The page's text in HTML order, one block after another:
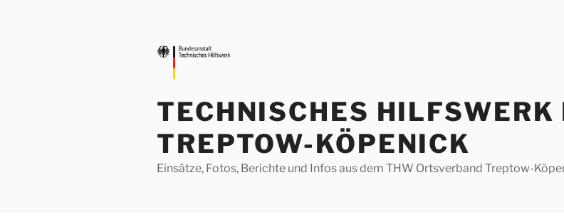
TECHNISCHES HILFSWERK
TREPTOW-KÖPENICK
Einsätze, Fotos, Berichte und Infos aus dem THW Ortsverband Treptow-